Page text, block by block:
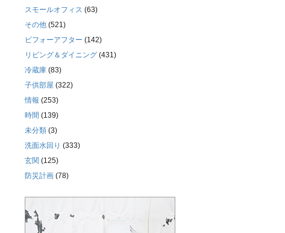
スモールオフィス (63)
その他 (521)
ビフォーアフター (142)
リビング＆ダイニング (431)
冷蔵庫 (83)
子供部屋 (322)
情報 (253)
時間 (139)
未分類 (3)
洗面水回り (333)
玄関 (125)
防災計画 (78)